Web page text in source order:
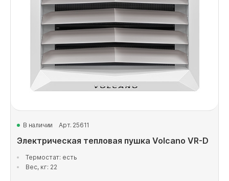
В наличии Арт. 25611
Электрическая тепловая пушка Volcano VR-D
Термостат: есть
Вес, кг: 22